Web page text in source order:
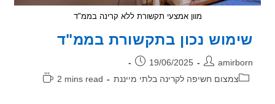
מוון אמצעי תקשורת ללא קרינה בממ"ד
נכון בתקשורת בממ"ד
פורסם:
19/06/2025
צמצום חשיפה לקרינה בלתי מייננת
זמן
2 mins read